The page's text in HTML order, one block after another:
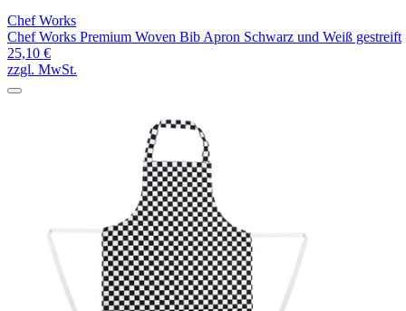
Chef Works
Chef Works Premium Woven Bib Apron Schwarz und Weiß gestreift
25,10 €
zzgl. MwSt.